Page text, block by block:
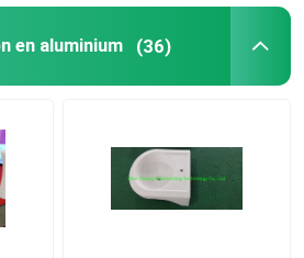
Machine
rotation de carrousel
en plastique de pelletisation
en aluminium (36)